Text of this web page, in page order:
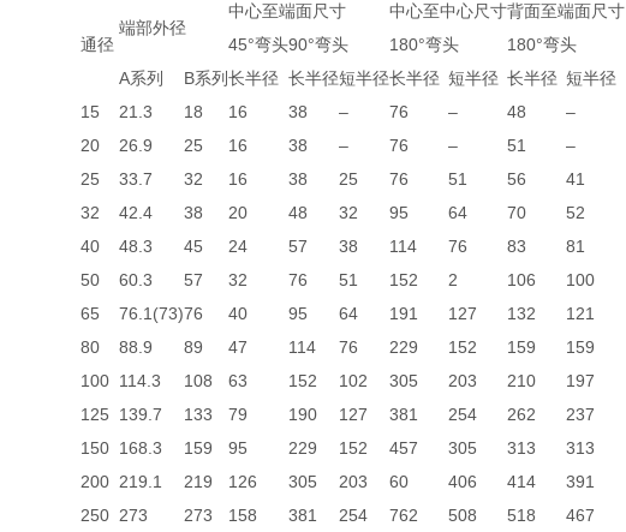
通径
端部外径
中心至端面尺寸 中心至中心尺寸背面至端面尺寸
45°弯头90°弯头 180°弯头
180°弯头
A系列
B系列长半径 长半径短半径长半径 短半径 长半径 短半径
15
21.3 18 16 38 – 76 – 48
–
20
26.9 25 16 38 – 76 – 51
–
25
33.7 32 16 38 25 76 51 56
41
32
42.4 38 20 48 32 95 64 70
52
40
48.3 45 24 57 38 114 76 83
81
50
60.3 57 32 76 51 152 2 106
100
65
76.1(73)76 40 95 64 191 127 132
121
80
88.9 89 47 114 76 229 152 159
159
100 114.3 108 63 152 102 305 203 210
197
125
139.7 133 79 190 127 381 254 262
237
150 168.3 159 95 229 152 457 305 313
313
200 219.1 219 126 305 203 60 406 414
391
250 273 273 158 381 254 762 508 518
467